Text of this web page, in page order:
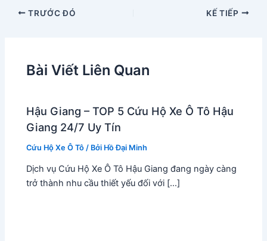
TRƯỚC ĐÓ KẾ TIẾP
Bài Viết Liên Quan
Hậu Giang – TOP 5 Cứu Hộ Xe Ô Tô Hậu
Giang 24/7 Uy Tín
Cứu Hộ Xe Ô Tô / Bởi Hồ Đại Minh
Dịch vụ Cứu Hộ Xe Ô Tô Hậu Giang đang ngày càng
trở thành nhu cầu thiết yếu đối với […]